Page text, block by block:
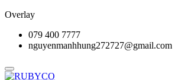
Overlay
079 400 7777
nguyenmanhhung272727@gmail.com